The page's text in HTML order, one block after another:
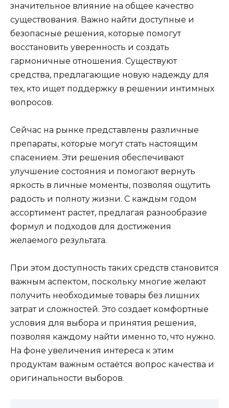
значительное влияние на общее качество
существования. Важно найти доступные и
безопасные решения, которые помогут
восстановить уверенность и создать
гармоничные отношения. Существуют
средства, предлагающие новую надежду для
тех, кто ищет поддержку в решении интимных
вопросов.
Сейчас на рынке представлены различные
препараты, которые могут стать настоящим
спасением. Эти решения обеспечивают
улучшение состояния и помогают вернуть
яркость в личные моменты, позволяя ощутить
радость и полноту жизни. С каждым годом
ассортимент растет, предлагая разнообразие
формул и подходов для достижения
желаемого результата.
При этом доступность таких средств становится
важным аспектом, поскольку многие желают
получить необходимые товары без лишних
затрат и сложностей. Это создает комфортные
условия для выбора и принятия решения,
позволяя каждому найти именно то, что нужно.
На фоне увеличения интереса к этим
продуктам важным остаётся вопрос качества и
оригинальности выборов.